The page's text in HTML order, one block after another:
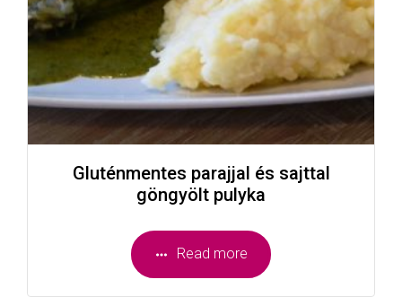
Gluténmentes parajjal és sajttal
göngyölt pulyka
Read more